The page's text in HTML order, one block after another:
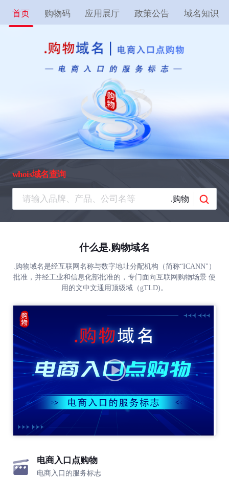
首页 购物码 应用展厅 政策公告 域名知识
whois域名查询
.购物
什么是.购物域名
.购物域名是经互联网名称与数字地址分配机构（简称“ICANN"）
批准，并经工业和信息化部批准的，专门面向互联网购物场景 使
用的文中文通用顶级域（gTLD)。
电商入口点购物
电商入口的服务标志